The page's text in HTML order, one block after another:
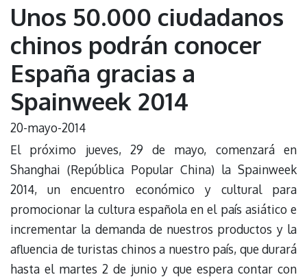
Unos 50.000 ciudadanos
chinos podrán conocer
España gracias a
Spainweek 2014
20-mayo-2014
El próximo jueves, 29 de mayo, comenzará en
Shanghai (República Popular China) la Spainweek
2014, un encuentro económico y cultural para
promocionar la cultura española en el país asiático e
incrementar la demanda de nuestros productos y la
afluencia de turistas chinos a nuestro país, que durará
hasta el martes 2 de junio y que espera contar con